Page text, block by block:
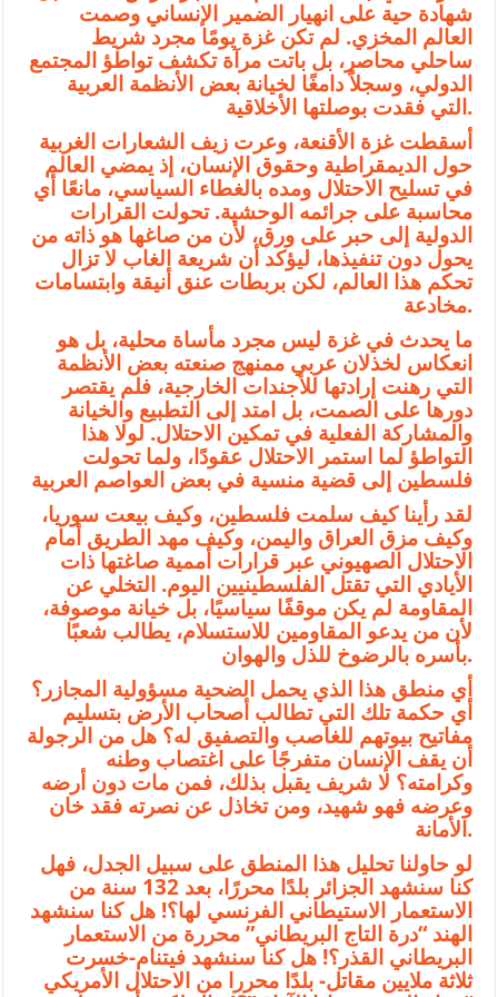
شهادة حية على انهيار الضمير الإنساني وصمت
العالم المخزي. لم تكن غزة يومًا مجرد شريط
ساحلي محاصر، بل باتت مرآة تكشف تواطؤ المجتمع
الدولي، وسجلاً دامغًا لخيانة بعض الأنظمة العربية
التي فقدت بوصلتها الأخلاقية.
أسقطت غزة الأقنعة، وعرت زيف الشعارات الغربية
حول الديمقراطية وحقوق الإنسان، إذ يمضي العالم
في تسليح الاحتلال ومده بالغطاء السياسي، مانعًا أي
محاسبة على جرائمه الوحشية. تحولت القرارات
الدولية إلى حبر على ورق، لأن من صاغها هو ذاته من
يحول دون تنفيذها، ليؤكد أن شريعة الغاب لا تزال
تحكم هذا العالم، لكن بربطات عنق أنيقة وابتسامات
مخادعة.
ما يحدث في غزة ليس مجرد مأساة محلية، بل هو
انعكاس لخذلان عربي ممنهج صنعته بعض الأنظمة
التي رهنت إرادتها للأجندات الخارجية، فلم يقتصر
دورها على الصمت، بل امتد إلى التطبيع والخيانة
والمشاركة الفعلية في تمكين الاحتلال. لولا هذا
التواطؤ لما استمر الاحتلال عقودًا، ولما تحولت
فلسطين إلى قضية منسية في بعض العواصم العربية
لقد رأينا كيف سلمت فلسطين، وكيف بيعت سوريا،
وكيف مزق العراق واليمن، وكيف مهد الطريق أمام
الاحتلال الصهيوني عبر قرارات أممية صاغتها ذات
الأيادي التي تقتل الفلسطينيين اليوم. التخلي عن
المقاومة لم يكن موقفًا سياسيًا، بل خيانة موصوفة،
لأن من يدعو المقاومين للاستسلام، يطالب شعبًا
بأسره بالرضوخ للذل والهوان.
أي منطق هذا الذي يحمل الضحية مسؤولية المجازر؟
أي حكمة تلك التي تطالب أصحاب الأرض بتسليم
مفاتيح بيوتهم للغاصب والتصفيق له؟ هل من الرجولة
أن يقف الإنسان متفرجًا على اغتصاب وطنه
وكرامته؟ لا شريف يقبل بذلك، فمن مات دون أرضه
وعرضه فهو شهيد، ومن تخاذل عن نصرته فقد خان
الأمانة.
لو حاولنا تحليل هذا المنطق على سبيل الجدل، فهل
كنا سنشهد الجزائر بلدًا محررًا، بعد 132 سنة من
الاستعمار الاستيطاني الفرنسي لها؟! هل كنا سنشهد
الهند “درة التاج البريطاني” محررة من الاستعمار
البريطاني القذر؟! هل كنا سنشهد فيتنام-خسرت
ثلاثة ملايين مقاتل- بلدًا محررا من الاحتلال الأمريكي